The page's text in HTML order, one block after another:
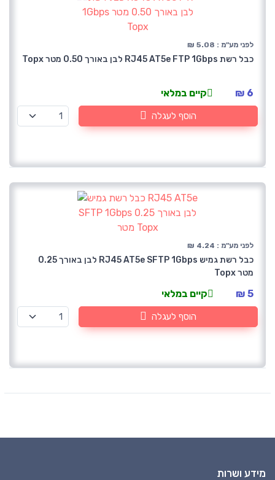
לפני מע"מ : 5.08 ₪
כבל רשת RJ45 AT5e FTP 1Gbps לבן באורך 0.50 מטר Topx
6 ₪ קיים במלאי
הוסף לעגלה
לפני מע"מ : 4.24 ₪
כבל רשת גמיש RJ45 AT5e SFTP 1Gbps לבן באורך 0.25
מטר Topx
5 ₪ קיים במלאי
הוסף לעגלה
מידע ושרות